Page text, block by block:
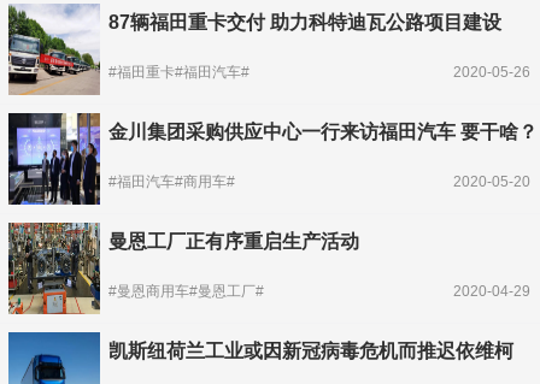
87辆福田重卡交付 助力科特迪瓦公路项目建设
#福田重卡#福田汽车# 2020-05-26
金川集团采购供应中心一行来访福田汽车 要干啥？
#福田汽车#商用车# 2020-05-20
曼恩工厂正有序重启生产活动
#曼恩商用车#曼恩工厂# 2020-04-29
凯斯纽荷兰工业或因新冠病毒危机而推迟依维柯